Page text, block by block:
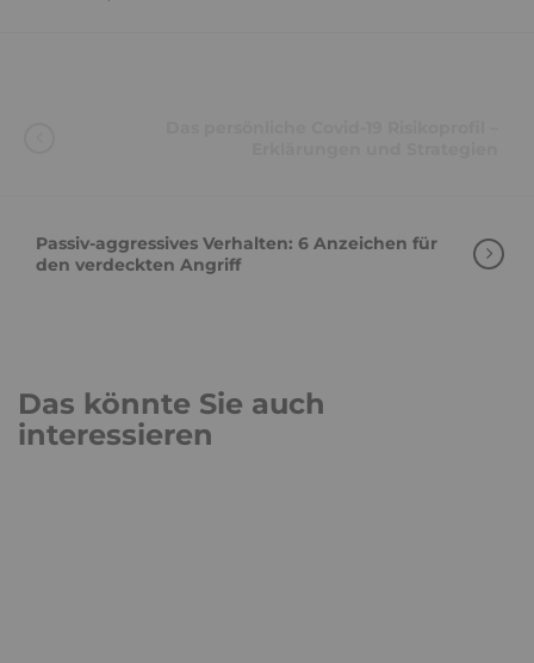
Passiv-aggressives Verhalten: 6 Anzeichen für
den verdeckten Angriff
Das könnte Sie auch
interessieren